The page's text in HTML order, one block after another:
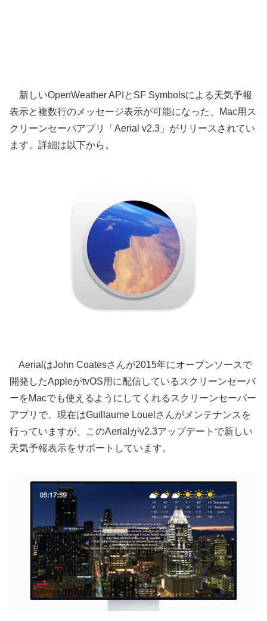
新しいOpenWeather APIとSF Symbolsによる天気予報
表示と複数行のメッセージ表示が可能になった、Mac用ス
クリーンセーバアプリ「Aerial v2.3」がリリースされてい
ます。詳細は以下から。
AerialはJohn Coatesさんが2015年にオープンソースで
開発したAppleがtvOS用に配信しているスクリーンセーバ
ーをMacでも使えるようにしてくれるスクリーンセーバー
アプリで、現在はGuillaume Louelさんがメンテナンスを
行っていますが、このAerialがv2.3アップデートで新しい
天気予報表示をサポートしています。